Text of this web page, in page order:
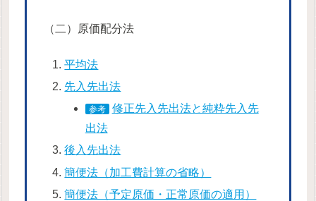
（二）原価配分法
平均法
先入先出法
参考
修正先入先出法と純粋先入先
出法
後入先出法
簡便法（加工費計算の省略）
簡便法（予定原価・正常原価の適用）